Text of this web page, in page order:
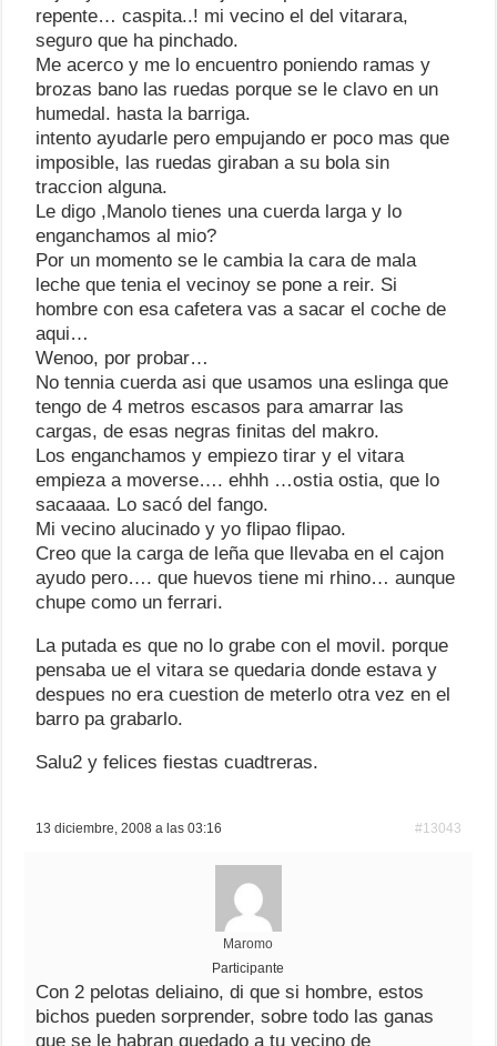
repente… caspita..! mi vecino el del vitarara,
seguro que ha pinchado.
Me acerco y me lo encuentro poniendo ramas y
brozas bano las ruedas porque se le clavo en un
humedal. hasta la barriga.
intento ayudarle pero empujando er poco mas que
imposible, las ruedas giraban a su bola sin
traccion alguna.
Le digo ,Manolo tienes una cuerda larga y lo
enganchamos al mio?
Por un momento se le cambia la cara de mala
leche que tenia el vecinoy se pone a reir. Si
hombre con esa cafetera vas a sacar el coche de
aqui…
Wenoo, por probar…
No tennia cuerda asi que usamos una eslinga que
tengo de 4 metros escasos para amarrar las
cargas, de esas negras finitas del makro.
Los enganchamos y empiezo tirar y el vitara
empieza a moverse…. ehhh …ostia ostia, que lo
sacaaaa. Lo sacó del fango.
Mi vecino alucinado y yo flipao flipao.
Creo que la carga de leña que llevaba en el cajon
ayudo pero…. que huevos tiene mi rhino… aunque
chupe como un ferrari.
La putada es que no lo grabe con el movil. porque
pensaba ue el vitara se quedaria donde estava y
despues no era cuestion de meterlo otra vez en el
barro pa grabarlo.
Salu2 y felices fiestas cuadtreras.
13 diciembre, 2008 a las 03:16 #13043
Maromo
Participante
Con 2 pelotas deliaino, di que si hombre, estos
bichos pueden sorprender, sobre todo las ganas
que se le habran quedado a tu vecino de